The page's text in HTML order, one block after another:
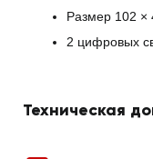
Размер 102 ×
2 цифровых
Техническая